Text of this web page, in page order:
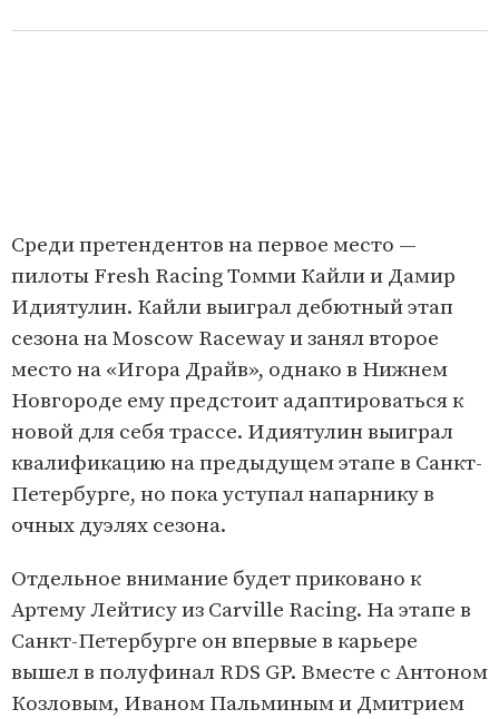
Среди претендентов на первое место —
пилоты Fresh Racing Томми Кайли и Дамир
Идиятулин. Кайли выиграл дебютный этап
сезона на Moscow Raceway и занял второе
место на «Игора Драйв», однако в Нижнем
Новгороде ему предстоит адаптироваться к
новой для себя трассе. Идиятулин выиграл
квалификацию на предыдущем этапе в Санкт-
Петербурге, но пока уступал напарнику в
очных дуэлях сезона.
Отдельное внимание будет приковано к
Артему Лейтису из Carville Racing. На этапе в
Санкт-Петербурге он впервые в карьере
вышел в полуфинал RDS GP. Вместе с Антоном
Козловым, Иваном Пальминым и Дмитрием